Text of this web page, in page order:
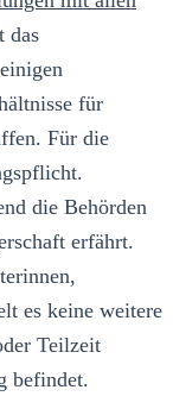
das
für
Für die
die Behörden
erfährt.
es keine weitere
Teilzeit
befindet.